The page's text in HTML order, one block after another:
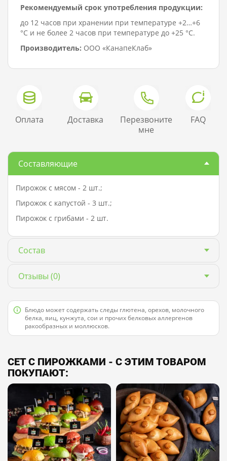
Рекомендуемый срок употребления продукции:
до 12 часов при хранении при температуре +2…+6
°C и не более 2 часов при температуре до +25 °C.
Производитель: ООО «КанапеКлаб»
Составляющие
Пирожок с мясом - 2 шт.;
Пирожок с капустой - 3 шт.;
Пирожок с грибами - 2 шт.
Состав
Отзывы (0)
Оплата Доставка
Перезвоните
мне
FAQ
Блюдо может содержать следы глютена, орехов, молочного
белка, яиц, кунжута, сои и прочих белковых аллергенов
ракообразных и моллюсков.
СЕТ С ПИРОЖКАМИ - С ЭТИМ ТОВАРОМ
ПОКУПАЮТ: